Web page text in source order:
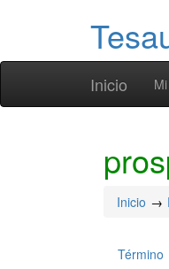
Inicio
Inicio
Término